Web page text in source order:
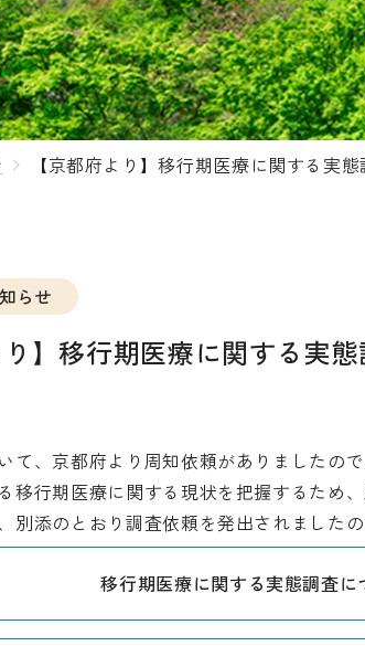
【京都府より】移行期医療に関する実
らせ
り】移行期医療に関する実
て、京都府より周知依頼がありましたので
移行期医療に関する現状を把握するため
別添のとおり調査依頼を発出されました
移行期医療に関する実態調査に